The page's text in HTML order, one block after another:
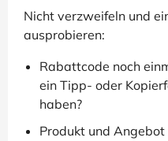
Nicht verzweifeln und
ausprobieren:
Rabattcode noch
ein Tipp- oder
haben?
Produkt und